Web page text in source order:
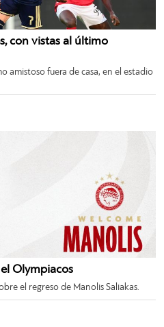
con vistas al último
amistoso fuera de casa, en el estadio
Olympiacos
el regreso de Manolis Saliakas.